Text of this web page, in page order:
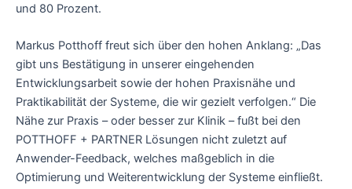
und 80 Prozent.
Markus Potthoff freut sich über den hohen Anklang: „Das
gibt uns Bestätigung in unserer eingehenden
Entwicklungsarbeit sowie der hohen Praxisnähe und
Praktikabilität der Systeme, die wir gezielt verfolgen.“ Die
Nähe zur Praxis – oder besser zur Klinik – fußt bei den
POTTHOFF + PARTNER Lösungen nicht zuletzt auf
Anwender-Feedback, welches maßgeblich in die
Optimierung und Weiterentwicklung der Systeme einfließt.